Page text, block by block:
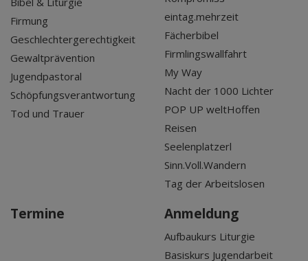
Firmung
Geschlechtergerechtigkeit
Gewaltprävention
Jugendpastoral
Schöpfungsverantwortung
Tod und Trauer
eintag.mehrzeit
Fächerbibel
Firmlingswallfahrt
My Way
Nacht der 1000 Lichter
POP UP weltHoffen
Reisen
Seelenplatzerl
Sinn.Voll.Wandern
Tag der Arbeitslosen
Termine Anmeldung
Aufbaukurs Liturgie
Basiskurs Jugendarbeit